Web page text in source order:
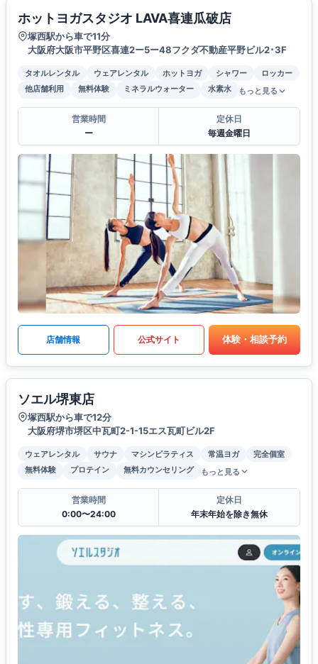
ホットヨガスタジオ LAVA喜連瓜破店
塚西駅から車で11分
大阪府大阪市平野区喜連2ー5ー48フクダ不動産平野ビル2･3F
タオルレンタル ウェアレンタル ホットヨガ シャワー
ロッカー
他店舗利用
無料体験 ミネラルウォーター 水素水 もっと見る
営業時間
ー
定休日
毎週金曜日
店舗情報 公式サイト 体験・相談予約
ソエル堺東店
塚西駅から車で12分
大阪府堺市堺区中瓦町2-1-15エス瓦町ビル2F
ウェアレンタル サウナ マシンピラティス 常温ヨガ
完全個室
無料体験
プロテイン 無料カウンセリング もっと見る
営業時間
0:00〜24:00
定休日
年末年始を除き無休